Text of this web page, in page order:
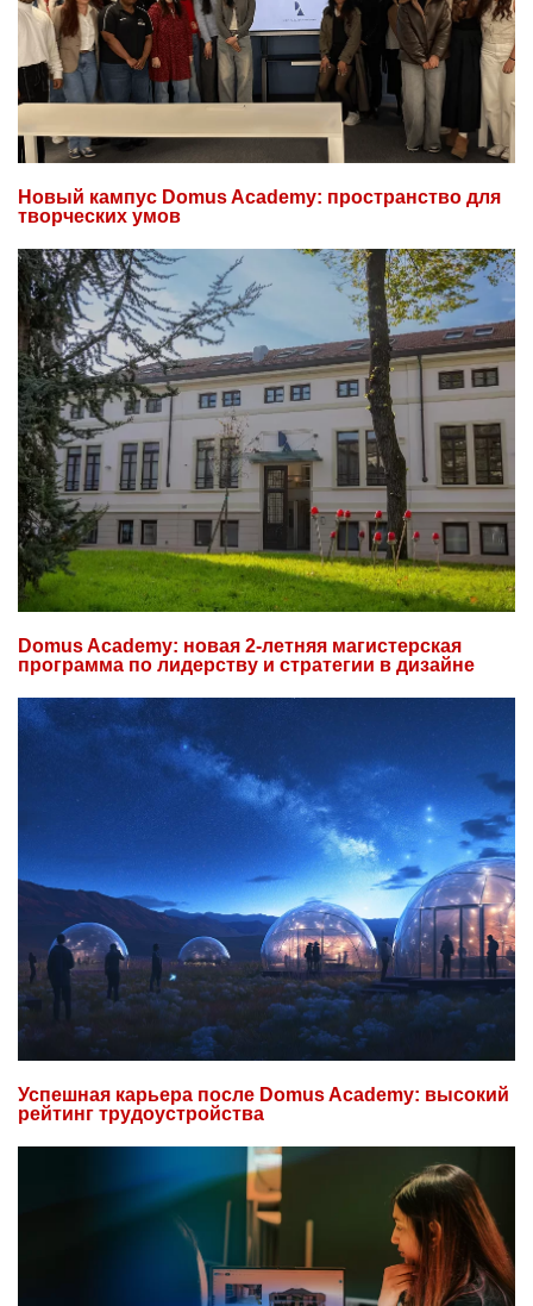
Новый кампус Domus Academy: пространство для
творческих умов
Domus Academy: новая 2-летняя магистерская
программа по лидерству и стратегии в дизайне
Успешная карьера после Domus Academy: высокий
рейтинг трудоустройства